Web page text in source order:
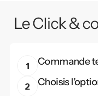
Le Click &
Commande
Choisis